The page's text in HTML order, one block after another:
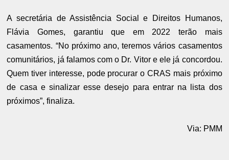
A secretária de Assistência Social e Direitos Humanos,
Flávia Gomes, garantiu que em 2022 terão mais
casamentos. “No próximo ano, teremos vários casamentos
comunitários, já falamos com o Dr. Vitor e ele já concordou.
Quem tiver interesse, pode procurar o CRAS mais próximo
de casa e sinalizar esse desejo para entrar na lista dos
próximos”, finaliza.
Via: PMM